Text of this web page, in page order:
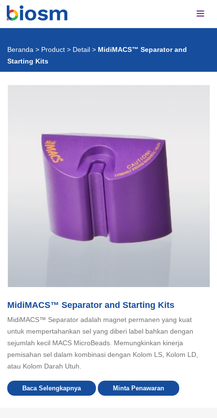
Beranda > Product > Detail > MidiMACS™ Separator and
Starting Kits
MidiMACS™ Separator and Starting Kits
MidiMACS™ Separator adalah magnet permanen yang kuat
untuk mempertahankan sel yang diberi label bahkan dengan
sejumlah kecil MACS MicroBeads. Memungkinkan kinerja
pemisahan sel dalam kombinasi dengan Kolom LS, Kolom LD,
atau Kolom Darah Utuh.
Baca Selengkapnya Minta Penawaran